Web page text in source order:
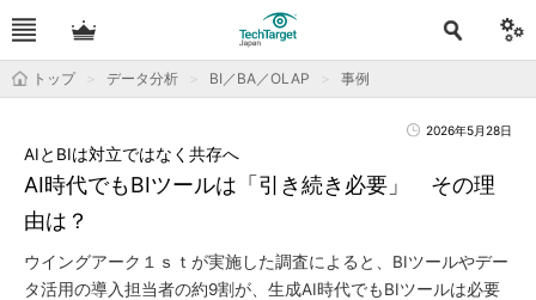
トップ データ分析 BI／BA／OLAP 事例
2026年5月28日
AI時代でもBIツールは「引き続き必要」 その理
由は？
AIとBIは対立ではなく共存へ
ウイングアーク１ｓｔが実施した調査によると、BIツールやデー
タ活用の導入担当者の約9割が、生成AI時代でもBIツールは必要